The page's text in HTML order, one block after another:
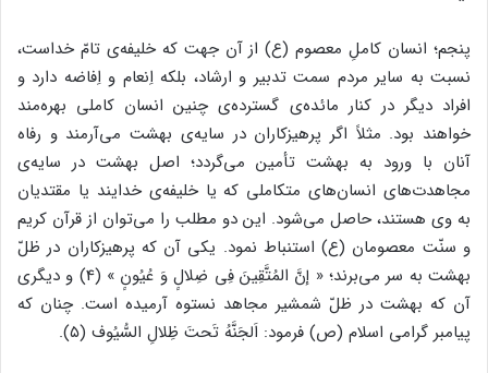
پنجم؛ انسان کاملِ معصوم (ع) از آن جهت که خلیفه‌ی تامّ خداست،
نسبت به سایر مردم سمت تدبیر و ارشاد، بلکه اِنعام و اِفاضه دارد و
افراد دیگر در کنار مائده‌ی گسترده‌ی چنین انسان کاملی بهره‌مند
خواهند بود. مثلاً اگر پرهیزکاران در سایه‌ی بهشت می‌آرمند و رفاه
آنان با ورود به بهشت تأمین می‌گردد؛ اصل بهشت در سایه‌ی
مجاهدت‌های انسان‌های متکاملی که یا خلیفه‌ی خدایند یا مقتدیان
به وی هستند، حاصل می‌شود. این دو مطلب را می‌توان از قرآن کریم
و سنّت معصومان (ع) استنباط نمود. یکی آن که پرهیزکاران در ظلّ
بهشت به سر می‌برند؛ « إنَّ المُتَّقِینَ فِی ضِلالٍ وَ عُیُونٍ » (4) و دیگری
آن که بهشت در ظلّ شمشیر مجاهد نستوه آرمیده است. چنان که
پیامبر گرامی اسلام (ص) فرمود: اَلجَنَّهُ‌ تَحتَ ظِلالِ السُّیُوف (۵).